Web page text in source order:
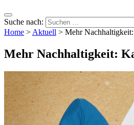
Suche nach:
Home > Aktuell > Mehr
Mehr Nachhaltigkeit: